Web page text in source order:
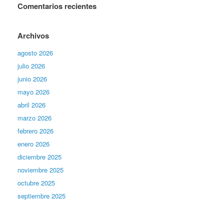
Comentarios recientes
Archivos
agosto 2026
julio 2026
junio 2026
mayo 2026
abril 2026
marzo 2026
febrero 2026
enero 2026
diciembre 2025
noviembre 2025
octubre 2025
septiembre 2025